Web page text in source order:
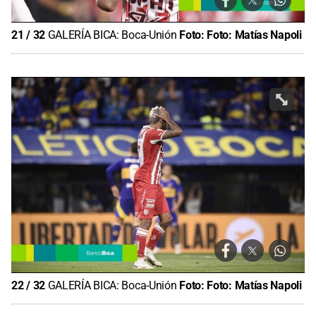
21 / 32 GALERÍA BICA: Boca-Unión Foto: Foto: Matías Napoli
22/ 32 GALERÍA BICA: Boca-Unión Foto: Foto: Matías Napoli